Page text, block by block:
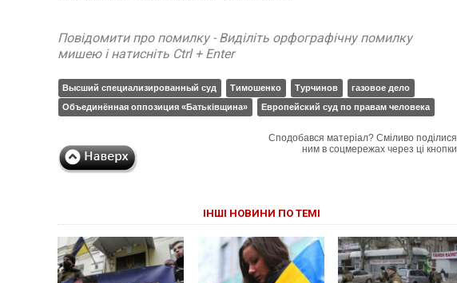
Повідомити про помилку - Виділіть орфографічну помилку
мишею і натисніть Ctrl + Enter
Высший специализированный суд Тимошенко Турчинов
газовое дело
Объединённая оппозиция «Батьківщина»
Европейский суд по правам человека
Сподобався матеріал? Сміливо поділися
ним в соцмережах через ці кнопки
ІНШІ НОВИНИ ПО ТЕМІ